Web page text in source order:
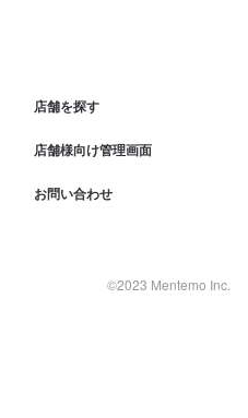
店舗を探す
店舗様向け管理画面
お問い合わせ
©2023 Mentemo Inc.